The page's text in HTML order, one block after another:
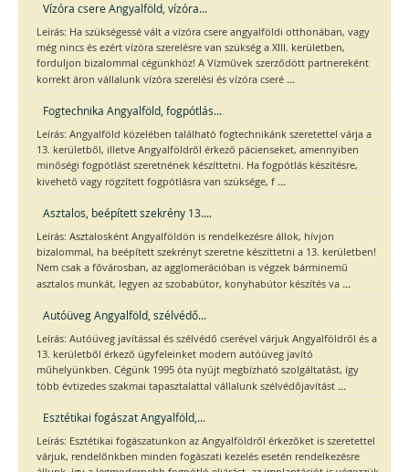
Vízóra csere Angyalföld, vízóra...
Leírás: Ha szükségessé vált a vízóra csere angyalföldi otthonában, vagy
még nincs és ezért vízóra szerelésre van szükség a XIII. kerületben,
forduljon bizalommal cégünkhöz! A Vízművek szerződött partnereként
korrekt áron vállalunk vízóra szerelési és vízóra cseré ...
Fogtechnika Angyalföld, fogpótlás...
Leírás: Angyalföld közelében található fogtechnikánk szeretettel várja a
13. kerületből, illetve Angyalföldről érkező pácienseket, amennyiben
minőségi fogpótlást szeretnének készíttetni. Ha fogpótlás készítésre,
kivehető vagy rögzített fogpótlásra van szüksége, f ...
Asztalos, beépített szekrény 13....
Leírás: Asztalosként Angyalföldön is rendelkezésre állok, hívjon
bizalommal, ha beépített szekrényt szeretne készíttetni a 13. kerületben!
Nem csak a fővárosban, az agglomerációban is végzek bárminemű
asztalos munkát, legyen az szobabútor, konyhabútor készítés va ...
Autóüveg Angyalföld, szélvédő...
Leírás: Autóüveg javítással és szélvédő cserével várjuk Angyalföldről és a
13. kerületből érkező ügyfeleinket modern autóüveg javító
műhelyünkben. Cégünk 1995 óta nyújt megbízható szolgáltatást, így
több évtizedes szakmai tapasztalattal vállalunk szélvédőjavítást ...
Esztétikai fogászat Angyalföld,...
Leírás: Esztétikai fogászatunkon az Angyalföldről érkezőket is szeretettel
várjuk, rendelőnkben minden fogászati kezelés esetén rendelkezésre